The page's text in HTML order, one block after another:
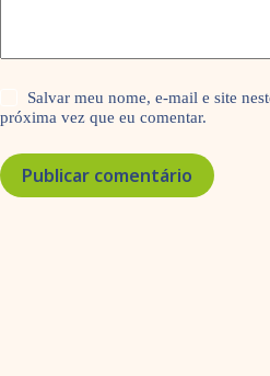
Salvar meu nome, e-mail e site
próxima vez que eu comentar.
Publicar comentário